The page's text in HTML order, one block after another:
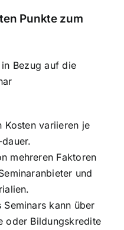
Punkte zum
Bezug auf die
Kosten variieren je
mehreren Faktoren
und
Seminars kann über
oder Bildungskredite